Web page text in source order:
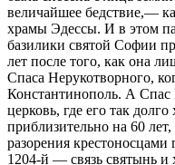
величайшее бедствие,—
храмы Эдессы. И в этом
базилики святой Софии
лет после того, как она
Спаса Нерукотворного,
Константинополь. А
церковь, где его так
приблизительно на 60
разорения крестоносцами
1204-й — связь святынь